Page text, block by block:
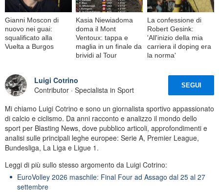
Gianni Moscon di
nuovo nei guai:
squalificato alla
Vuelta a Burgos
Kasia Niewiadoma
doma il Mont
Ventoux: tappa e
maglia in un finale da
brividi al Tour
La confessione di
Robert Gesink:
'All'inizio della mia
carriera il doping era
la norma'
Luigi Cotrino
Contributor · Specialista in Sport
SEGUI
Mi chiamo Luigi Cotrino e sono un giornalista sportivo appassionato
di calcio e ciclismo. Da anni racconto e analizzo il mondo dello
sport per Blasting News, dove pubblico articoli, approfondimenti e
analisi sulle principali leghe europee: Serie A, Premier League,
Bundesliga, La Liga e Ligue 1.
Leggi di più sullo stesso argomento da Luigi Cotrino:
EuroVolley 2026 maschile: Final Four ad Assago dal 25 al 27
settembre